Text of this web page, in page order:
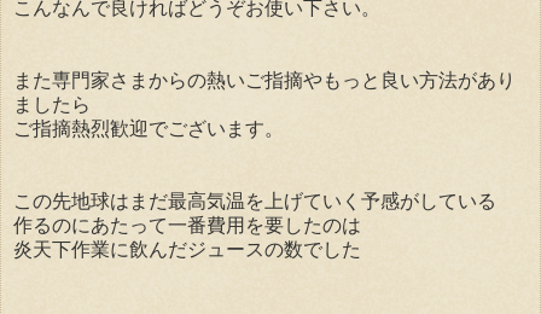
こんなんで良ければどうぞお使い下さい。
また専門家さまからの熱いご指摘やもっと良い方法があり
ましたら
ご指摘熱烈歓迎でございます。
この先地球はまだ最高気温を上げていく予感がしている
作るのにあたって一番費用を要したのは
炎天下作業に飲んだジュースの数でした